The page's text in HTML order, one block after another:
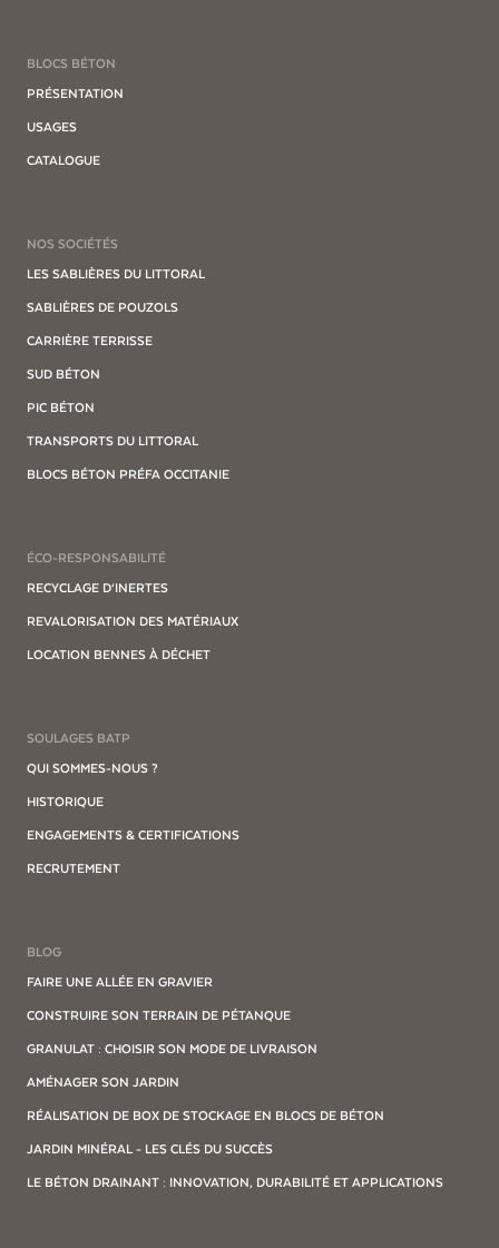
BLOCS BÉTON
PRÉSENTATION
USAGES
CATALOGUE
NOS SOCIÉTÉS
LES SABLIÈRES DU LITTORAL
SABLIÈRES DE POUZOLS
CARRIÈRE TERRISSE
SUD BÉTON
PIC BÉTON
TRANSPORTS DU LITTORAL
BLOCS BÉTON PRÉFA OCCITANIE
ÉCO-RESPONSABILITÉ
RECYCLAGE D‘INERTES
REVALORISATION DES MATÉRIAUX
LOCATION BENNES À DÉCHET
SOULAGES BATP
QUI SOMMES-NOUS ?
HISTORIQUE
ENGAGEMENTS & CERTIFICATIONS
RECRUTEMENT
BLOG
FAIRE UNE ALLÉE EN GRAVIER
CONSTRUIRE SON TERRAIN DE PÉTANQUE
GRANULAT : CHOISIR SON MODE DE LIVRAISON
AMÉNAGER SON JARDIN
RÉALISATION DE BOX DE STOCKAGE EN BLOCS DE BÉTON
JARDIN MINÉRAL - LES CLÉS DU SUCCÈS
LE BÉTON DRAINANT : INNOVATION, DURABILITÉ ET APPLICATIONS